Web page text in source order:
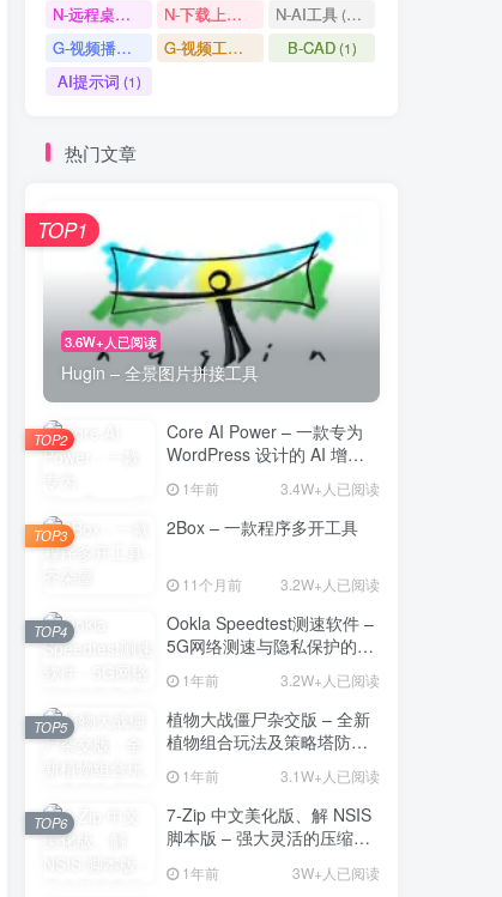
N-远程桌面 N-下载上传 N-AI工具(37)
G-视频播放 G-视频工具 B-CAD(1)
AI提示词 (1)
热门文章
3.6W+人已阅读
Hugin – 全景图片拼接工具
TOP1
Core AI Power – 一款专为
WordPress 设计的 AI 增强
插件1年前 3.4W+人已阅读
TOP2
2Box – 一款程序多开工具
11个月前 3.2W+人已阅读
TOP3
Ookla Speedtest测速软件 –
5G网络测速与隐私保护的多
功能工具
1年前 3.2W+人已阅读
TOP4
植物大战僵尸杂交版 – 全新
植物组合玩法及策略塔防的
魅力1年前 3.1W+人已阅读
TOP5
7-Zip 中文美化版、解 NSIS
脚本版 – 强大灵活的压缩与
1年前 3W+人已阅读
TOP6